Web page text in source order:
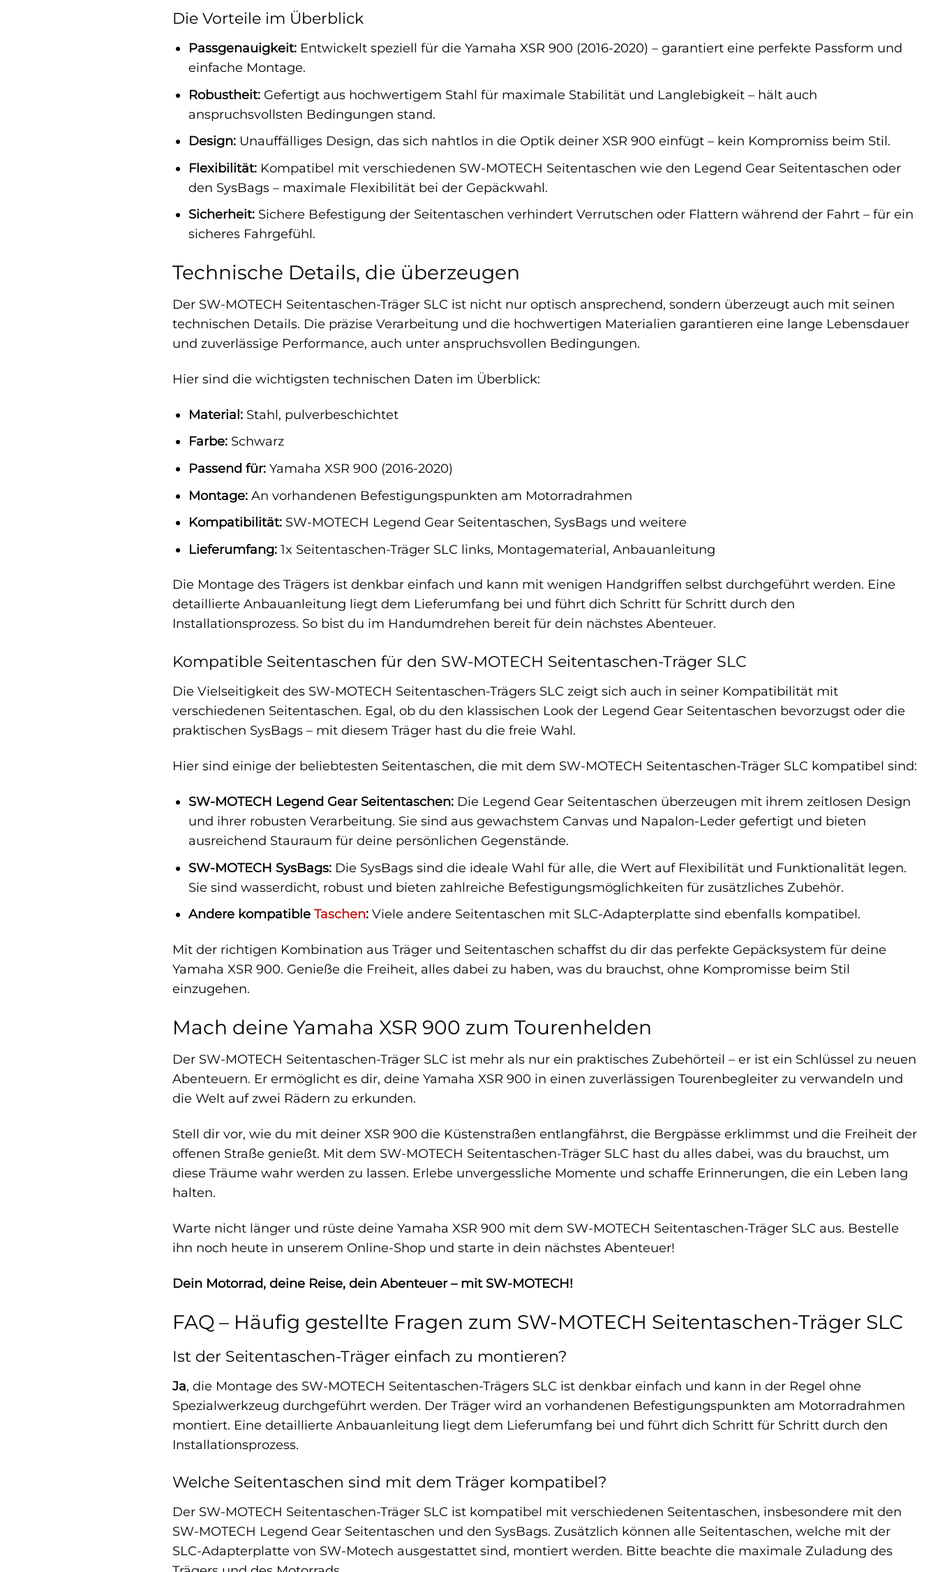
Die Vorteile im Überblick
Passgenauigkeit:Entwickelt speziell für die Yamaha XSR 900 (2016-2020) – garantiert eine perfekte Passform und
einfache Montage.
Robustheit:Gefertigt aus hochwertigem Stahl für maximale Stabilität und Langlebigkeit – hält auch
anspruchsvollsten Bedingungen stand.
Design:Unauffälliges Design, das sich nahtlos in die Optik deiner XSR 900 einfügt – kein Kompromiss beim Stil.
Flexibilität:Kompatibel mit verschiedenen SW-MOTECH Seitentaschen wie den Legend Gear Seitentaschen oder
den SysBags – maximale Flexibilität bei der Gepäckwahl.
Sicherheit:Sichere Befestigung der Seitentaschen verhindert Verrutschen oder Flattern während der Fahrt – für ein
sicheres Fahrgefühl.
Technische Details, die überzeugen
Der SW-MOTECH Seitentaschen-Träger SLC ist nicht nur optisch ansprechend, sondern überzeugt auch mit seinen
technischen Details. Die präzise Verarbeitung und die hochwertigen Materialien garantieren eine lange Lebensdauer
und zuverlässige Performance, auch unter anspruchsvollen Bedingungen.
Hier sind die wichtigsten technischen Daten im Überblick:
Material:Stahl, pulverbeschichtet
Farbe:Schwarz
Passend für:Yamaha XSR 900 (2016-2020)
Montage:An vorhandenen Befestigungspunkten am Motorradrahmen
Kompatibilität:SW-MOTECH Legend Gear Seitentaschen, SysBags und weitere
Lieferumfang:1x Seitentaschen-Träger SLC links, Montagematerial, Anbauanleitung
Die Montage des Trägers ist denkbar einfach und kann mit wenigen Handgriffen selbst durchgeführt werden. Eine
detaillierte Anbauanleitung liegt dem Lieferumfang bei und führt dich Schritt für Schritt durch den
Installationsprozess. So bist du im Handumdrehen bereit für dein nächstes Abenteuer.
Kompatible Seitentaschen für den SW-MOTECH Seitentaschen-Träger SLC
Die Vielseitigkeit des SW-MOTECH Seitentaschen-Trägers SLC zeigt sich auch in seiner Kompatibilität mit
verschiedenen Seitentaschen. Egal, ob du den klassischen Look der Legend Gear Seitentaschen bevorzugst oder die
praktischen SysBags – mit diesem Träger hast du die freie Wahl.
Hier sind einige der beliebtesten Seitentaschen, die mit dem SW-MOTECH Seitentaschen-Träger SLC kompatibel sind:
SW-MOTECH Legend Gear Seitentaschen:Die Legend Gear Seitentaschen überzeugen mit ihrem zeitlosen Design
und ihrer robusten Verarbeitung. Sie sind aus gewachstem Canvas und Napalon-Leder gefertigt und bieten
ausreichend Stauraum für deine persönlichen Gegenstände.
SW-MOTECH SysBags:Die SysBags sind die ideale Wahl für alle, die Wert auf Flexibilität und Funktionalität legen.
Sie sind wasserdicht, robust und bieten zahlreiche Befestigungsmöglichkeiten für zusätzliches Zubehör.
Andere kompatible Taschen:Viele andere Seitentaschen mit SLC-Adapterplatte sind ebenfalls kompatibel.
Mit der richtigen Kombination aus Träger und Seitentaschen schaffst du dir das perfekte Gepäcksystem für deine
Yamaha XSR 900. Genieße die Freiheit, alles dabei zu haben, was du brauchst, ohne Kompromisse beim Stil
einzugehen.
Mach deine Yamaha XSR 900 zum Tourenhelden
Der SW-MOTECH Seitentaschen-Träger SLC ist mehr als nur ein praktisches Zubehörteil – er ist ein Schlüssel zu neuen
Abenteuern. Er ermöglicht es dir, deine Yamaha XSR 900 in einen zuverlässigen Tourenbegleiter zu verwandeln und
die Welt auf zwei Rädern zu erkunden.
Stell dir vor, wie du mit deiner XSR 900 die Küstenstraßen entlangfährst, die Bergpässe erklimmst und die Freiheit der
offenen Straße genießt. Mit dem SW-MOTECH Seitentaschen-Träger SLC hast du alles dabei, was du brauchst, um
diese Träume wahr werden zu lassen. Erlebe unvergessliche Momente und schaffe Erinnerungen, die ein Leben lang
halten.
Warte nicht länger und rüste deine Yamaha XSR 900 mit dem SW-MOTECH Seitentaschen-Träger SLC aus. Bestelle
ihn noch heute in unserem Online-Shop und starte in dein nächstes Abenteuer!
Dein Motorrad, deine Reise, dein Abenteuer – mit SW-MOTECH!
FAQ – Häufig gestellte Fragen zum SW-MOTECH Seitentaschen-Träger SLC
Ist der Seitentaschen-Träger einfach zu montieren?
Ja, die Montage des SW-MOTECH Seitentaschen-Trägers SLC ist denkbar einfach und kann in der Regel ohne
Spezialwerkzeug durchgeführt werden. Der Träger wird an vorhandenen Befestigungspunkten am Motorradrahmen
montiert. Eine detaillierte Anbauanleitung liegt dem Lieferumfang bei und führt dich Schritt für Schritt durch den
Installationsprozess.
Welche Seitentaschen sind mit dem Träger kompatibel?
Der SW-MOTECH Seitentaschen-Träger SLC ist kompatibel mit verschiedenen Seitentaschen, insbesondere mit den
SW-MOTECH Legend Gear Seitentaschen und den SysBags. Zusätzlich können alle Seitentaschen, welche mit der
SLC-Adapterplatte von SW-Motech ausgestattet sind, montiert werden. Bitte beachte die maximale Zuladung des